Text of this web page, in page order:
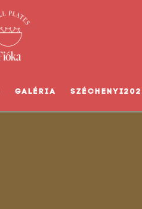
GALÉRIA